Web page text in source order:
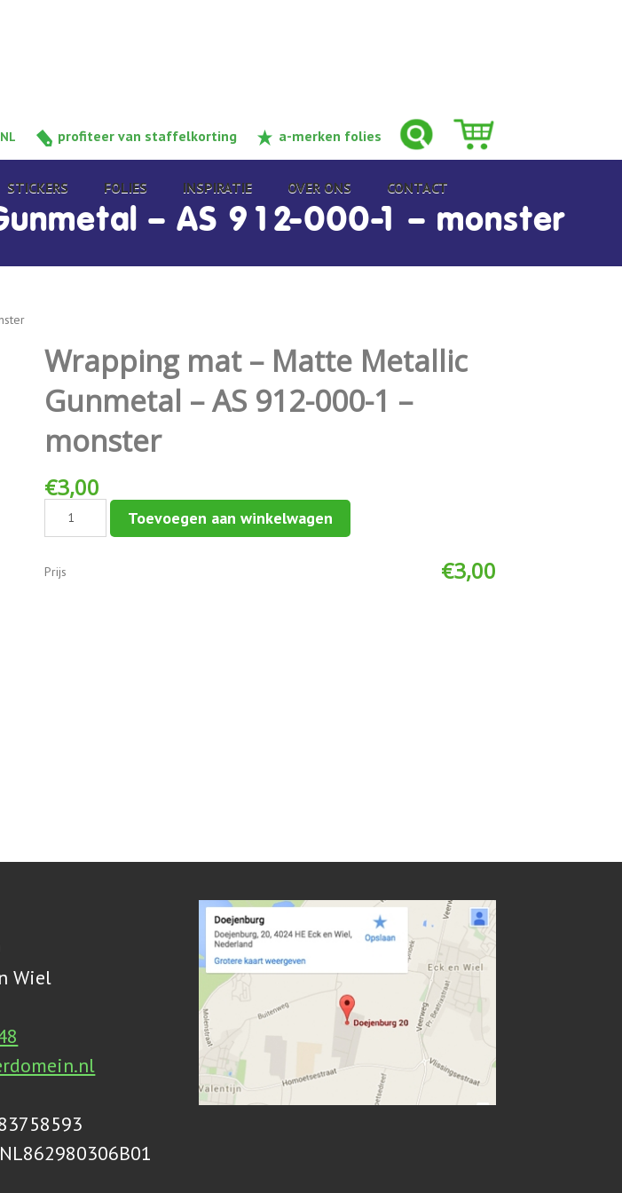
profiteer van staffelkorting a-merken folies
STICKERS FOLIES INSPIRATIE OVER ONS CONTACT
– AS 912-000-1 – monster
Wrapping mat – Matte Metallic
Gunmetal – AS 912-000-1 –
monster
€3,00
Metallic
Toevoegen aan winkelwagen
Prijs €3,00
Wiel